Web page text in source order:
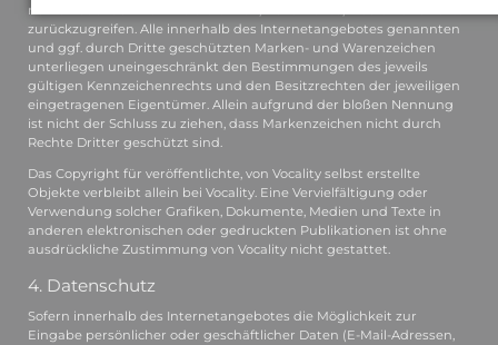
nutzen oder auf lizenzfreie Grafiken, Dokumente, Medien und Texte
zurückzugreifen. Alle innerhalb des Internetangebotes genannten
und ggf. durch Dritte geschützten Marken- und Warenzeichen
unterliegen uneingeschränkt den Bestimmungen des jeweils
gültigen Kennzeichenrechts und den Besitzrechten der jeweiligen
eingetragenen Eigentümer. Allein aufgrund der bloßen Nennung
ist nicht der Schluss zu ziehen, dass Markenzeichen nicht durch
Rechte Dritter geschützt sind.
Das Copyright für veröffentlichte, von Vocality selbst erstellte
Objekte verbleibt allein bei Vocality. Eine Vervielfältigung oder
Verwendung solcher Grafiken, Dokumente, Medien und Texte in
anderen elektronischen oder gedruckten Publikationen ist ohne
ausdrückliche Zustimmung von Vocality nicht gestattet.
4. Datenschutz
Sofern innerhalb des Internetangebotes die Möglichkeit zur
Eingabe persönlicher oder geschäftlicher Daten (E-Mail-Adressen,